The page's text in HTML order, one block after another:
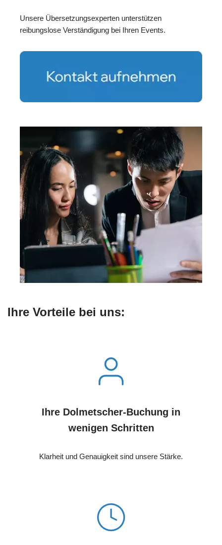
Unsere Übersetzungsexperten unterstützen
reibungslose Verständigung bei Ihren Events.
Ihre Vorteile bei uns:
Ihre Dolmetscher-Buchung in
wenigen Schritten
Klarheit und Genauigkeit sind unsere Stärke.